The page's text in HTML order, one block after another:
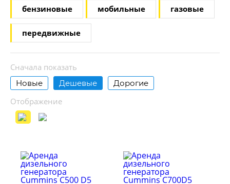
бензиновые мобильные газовые
передвижные
Сначала показать
Новые Дешевые Дорогие
Отображение